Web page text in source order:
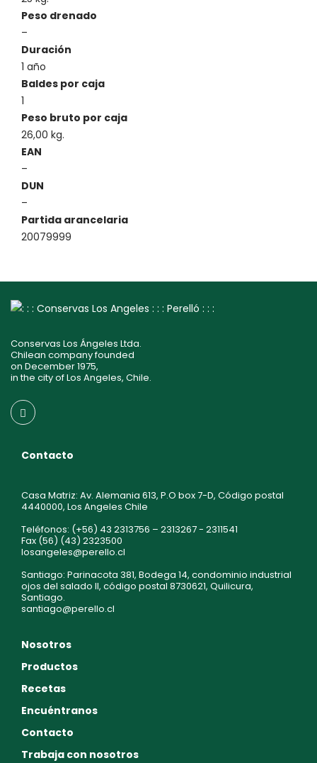
Peso drenado
–
Duración
1 año
Baldes por caja
1
Peso bruto por caja
26,00 kg.
EAN
–
DUN
–
Partida arancelaria
20079999
Conservas Los Ángeles Ltda.
Chilean company founded
on December 1975,
in the city of Los Angeles, Chile.
Contacto
Casa Matriz: Av. Alemania 613, P.O box 7-D, Código postal
4440000, Los Angeles Chile
Teléfonos: (+56) 43 2313756 – 2313267 - 2311541
Fax (56) (43) 2323500
losangeles@perello.cl
Santiago: Parinacota 381, Bodega 14, condominio industrial
ojos del salado II, código postal 8730621, Quilicura,
Santiago.
santiago@perello.cl
Nosotros
Productos
Recetas
Encuéntranos
Contacto
Trabaja con nosotros